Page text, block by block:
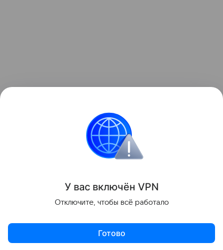
А ранее мы уже рассказывали, какие продукты
нельзя вместе хранитьвхолодильнике
У вас включён VPN
Отключите, чтобы всё работало
Готово